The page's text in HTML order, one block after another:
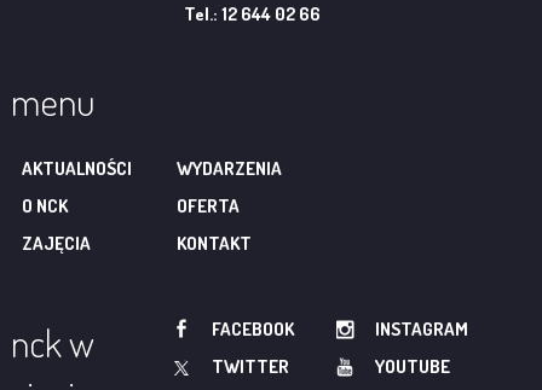
Tel.: 12 644 02 66
menu
AKTUALNOŚCI
WYDARZENIA
O NCK
OFERTA
ZAJĘCIA
KONTAKT
nck w
FACEBOOK
INSTAGRAM
TWITTER
YOUTUBE